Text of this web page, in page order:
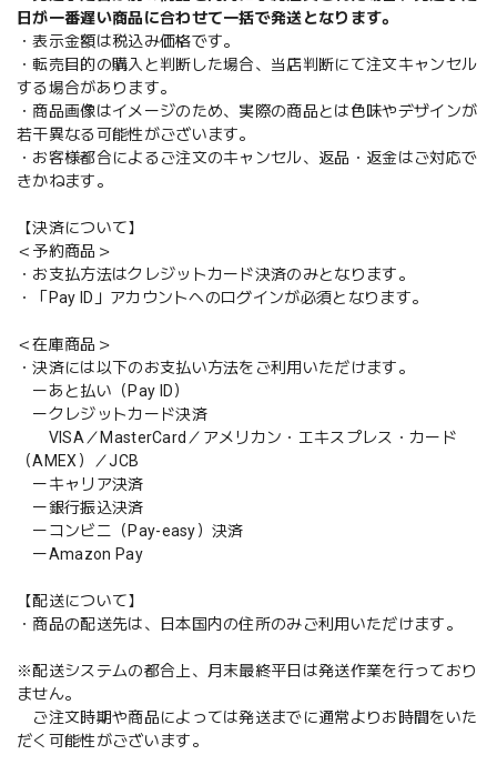
日が一番遅い商品に合わせて一括で発送となります。
・表示金額は税込み価格です。
・転売目的の購入と判断した場合、当店判断にて注文キャンセル
する場合があります。
・商品画像はイメージのため、実際の商品とは色味やデザインが
若干異なる可能性がございます。
・お客様都合によるご注文のキャンセル、返品・返金はご対応で
きかねます。
【決済について】
＜予約商品＞
・お支払方法はクレジットカード決済のみとなります。
・「Pay ID」アカウントへのログインが必須となります。
＜在庫商品＞
・決済には以下のお支払い方法をご利用いただけます。
ーあと払い（Pay ID）
ークレジットカード決済
VISA／MasterCard／アメリカン・エキスプレス・カード
（AMEX）／JCB
ーキャリア決済
ー銀行振込決済
ーコンビニ（Pay-easy）決済
ーAmazon Pay
【配送について】
・商品の配送先は、日本国内の住所のみご利用いただけます。
※配送システムの都合上、月末最終平日は発送作業を行っており
ません。
ご注文時期や商品によっては発送までに通常よりお時間をいた
だく可能性がございます。